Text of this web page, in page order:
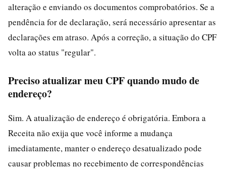
alteração e enviando os documentos comprobatórios. Se a
pendência for de declaração, será necessário apresentar as
declarações em atraso. Após a correção, a situação do CPF
volta ao status "regular".
Preciso atualizar meu CPF quando mudo de
endereço?
Sim. A atualização de endereço é obrigatória. Embora a
Receita não exija que você informe a mudança
imediatamente, manter o endereço desatualizado pode
causar problemas no recebimento de correspondências